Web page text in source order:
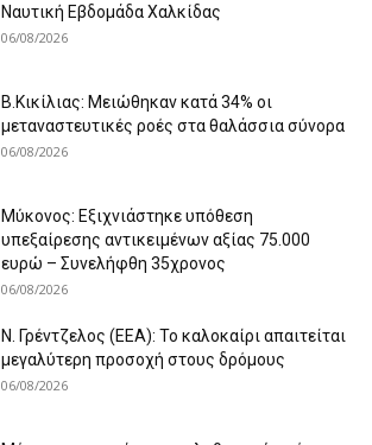
Ναυτική Εβδομάδα Χαλκίδας
06/08/2026
B.Κικίλιας: Μειώθηκαν κατά 34% οι
μεταναστευτικές ροές στα θαλάσσια σύνορα
06/08/2026
Μύκονος: Εξιχνιάστηκε υπόθεση
υπεξαίρεσης αντικειμένων αξίας 75.000
ευρώ – Συνελήφθη 35χρονος
06/08/2026
Ν. Γρέντζελος (ΕΕΑ): Το καλοκαίρι απαιτείται
μεγαλύτερη προσοχή στους δρόμους
06/08/2026